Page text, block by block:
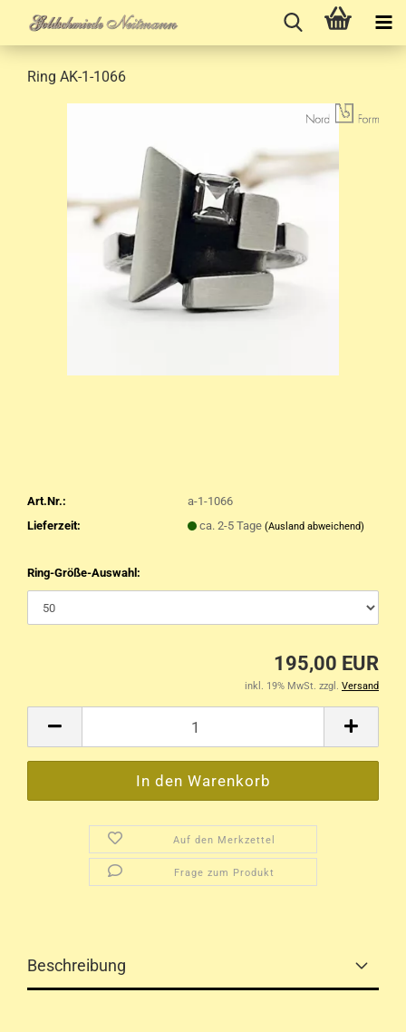
Ring AK-1-1066
Art.Nr.:
a-1-1066
Lieferzeit:
ca. 2-5 Tage (Ausland abweichend)
Ring-Größe-Auswahl:
195,00 EUR
inkl. 19% MwSt. zzgl. Versand
Auf den Merkzettel
Frage zum Produkt
Beschreibung